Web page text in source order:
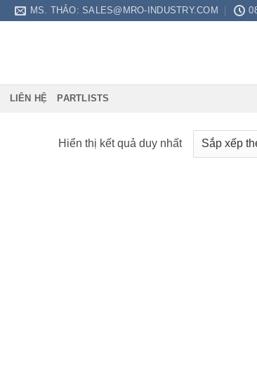
MS. THẢO: SALES@MRO-INDUSTRY.COM
LIÊN HỆ PARTLISTS
Hiển thị kết quả duy nhất